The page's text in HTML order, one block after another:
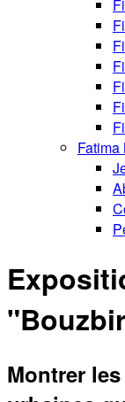
Fatima
Montrer